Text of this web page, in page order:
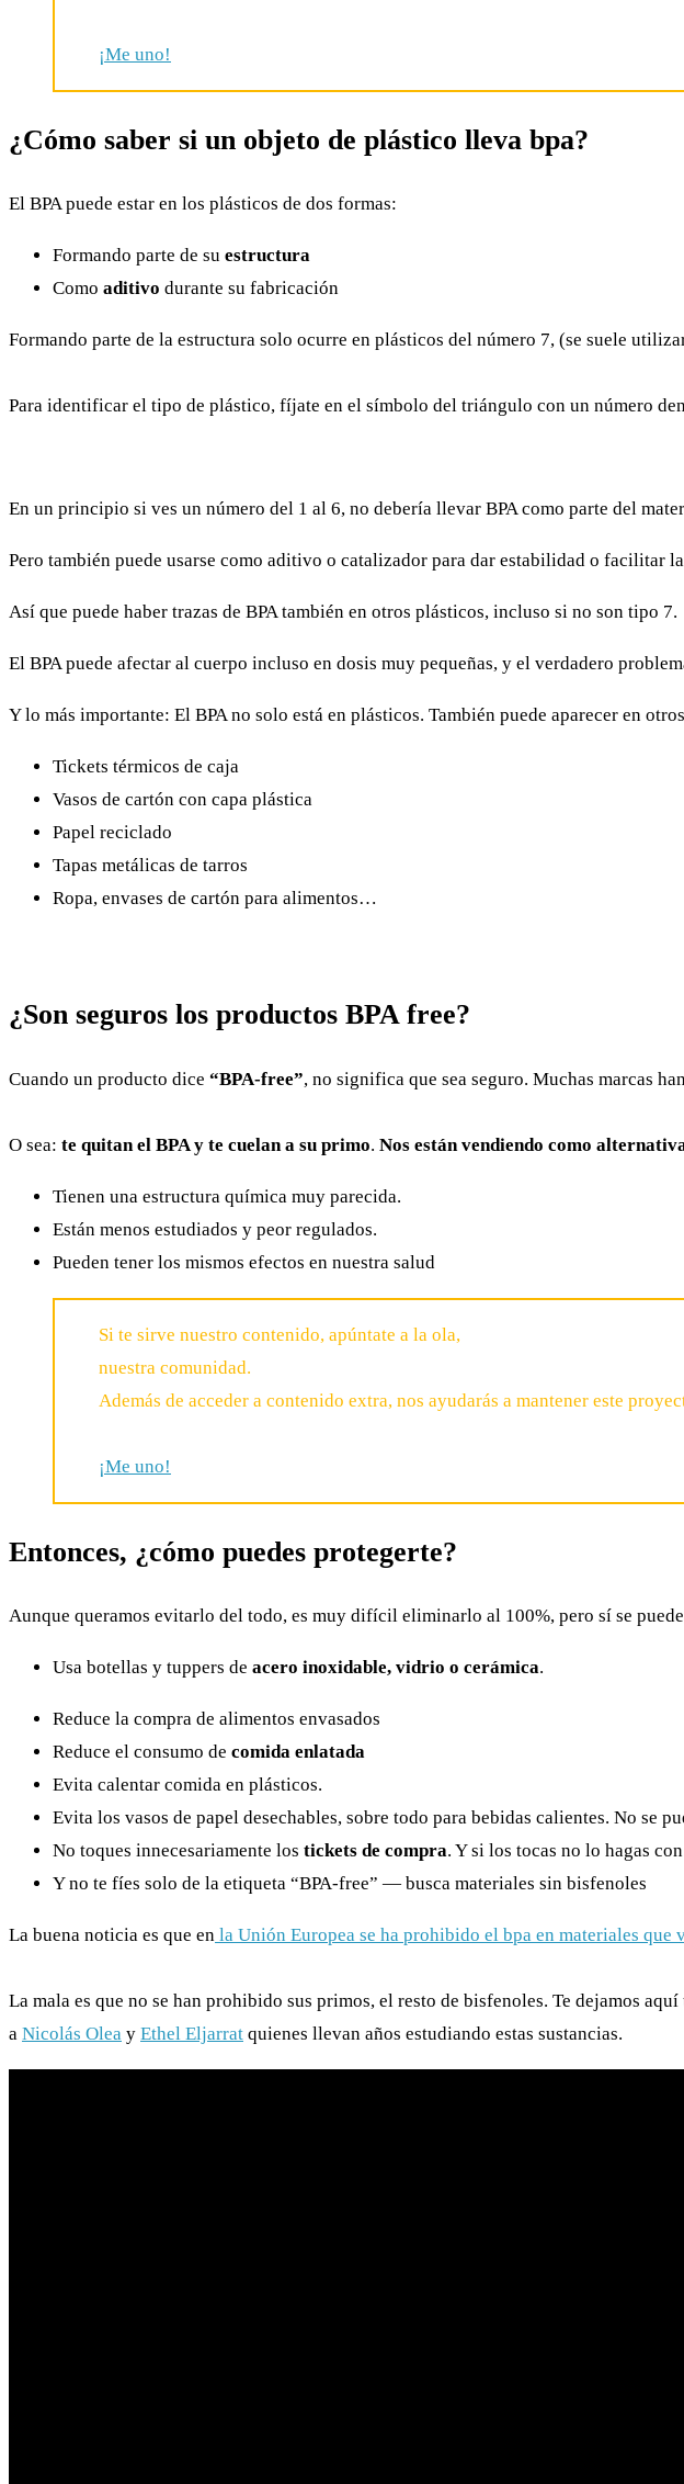
¡Me uno!
¿Cómo saber si un objeto de plástico lleva bpa?
El BPA puede estar en los plásticos de dos formas:
Formando parte de su estructura
Como aditivo durante su fabricación
Formando parte de la estructura solo ocurre en plásticos del número 7, (se suele
Para identificar el tipo de plástico, fíjate en el símbolo del triángulo con un número
En un principio si ves un número del 1 al 6, no debería llevar BPA como parte del
Pero también puede usarse como aditivo o catalizador para dar estabilidad o facilitar
Así que puede haber trazas de BPA también en otros plásticos, incluso si no son tipo 7.
El BPA puede afectar al cuerpo incluso en dosis muy pequeñas, y el verdadero
Y lo más importante: El BPA no solo está en plásticos. También puede aparecer en
Tickets térmicos de caja
Vasos de cartón con capa plástica
Papel reciclado
Tapas metálicas de tarros
Ropa, envases de cartón para alimentos…
¿Son seguros los productos BPA free?
Cuando un producto dice “BPA-free”, no significa que sea seguro. Muchas marcas
O sea: te quitan el BPA y te cuelan a su primo. Nos están vendiendo como
Tienen una estructura química muy parecida.
Están menos estudiados y peor regulados.
Pueden tener los mismos efectos en nuestra salud
Si te sirve nuestro contenido, apúntate a la ola,
nuestra comunidad.
Además de acceder a contenido extra, nos ayudarás a mantener este
¡Me uno!
Entonces, ¿cómo puedes protegerte?
Aunque queramos evitarlo del todo, es muy difícil eliminarlo al 100%, pero sí se
Usa botellas y tuppers de acero inoxidable, vidrio o cerámica.
Reduce la compra de alimentos envasados
Reduce el consumo de comida enlatada
Evita calentar comida en plásticos.
Evita los vasos de papel desechables, sobre todo para bebidas calientes. No se
No toques innecesariamente los tickets de compra. Y si los tocas no lo hagas
Y no te fíes solo de la etiqueta “BPA-free” — busca materiales sin bisfenoles
La buena noticia es que en la Unión Europea se ha prohibido el bpa en materiales que
La mala es que no se han prohibido sus primos, el resto de bisfenoles. Te dejamos
a Nicolás Olea y Ethel Eljarrat quienes llevan años estudiando estas sustancias.